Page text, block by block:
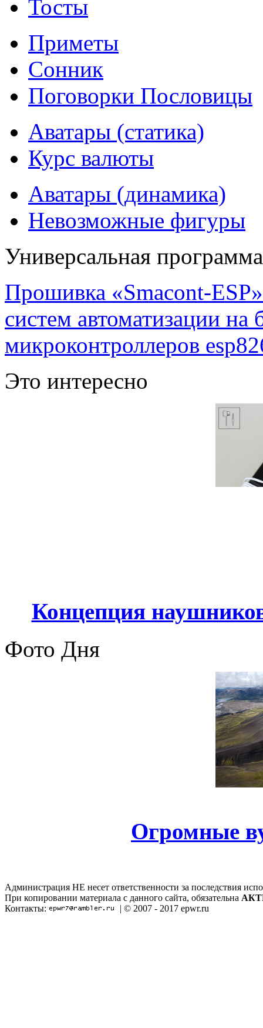
Тосты
Приметы
Сонник
Поговорки Пословицы
Аватары (статика)
Курс валюты
Аватары (динамика)
Невозможные фигуры
Универсальная
Прошивка «Smacont-
систем автоматизации
микроконтроллеров
Это интересно
Концепция
Фото Дня
Огромные
Администрация НЕ несет ответственности за последствия
При копировании материала с данного сайта, обязательна
Контакты:
| © 2007 - 2017 epwr.ru